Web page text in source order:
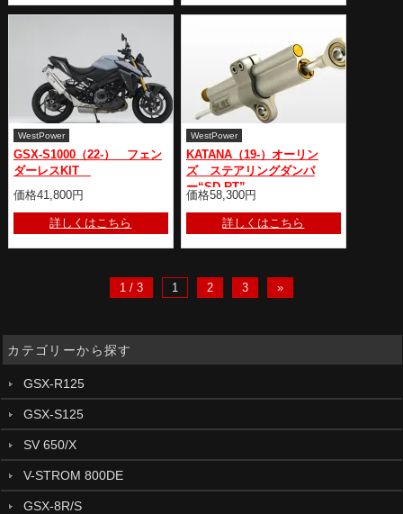
WestPower
GSX-S1000（22-） フェン
ダーレスKIT
価格41,800円
詳しくはこちら
WestPower
KATANA（19-）オーリン
ズ ステアリングダンパ
ー“SD RT”
価格58,300円
詳しくはこちら
1 / 3 1 2 3 »
カテゴリーから探す
GSX-R125
GSX-S125
SV 650/X
V-STROM 800DE
GSX-8R/S